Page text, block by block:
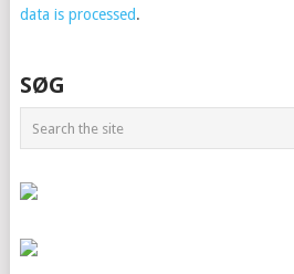
data is processed.
SØG